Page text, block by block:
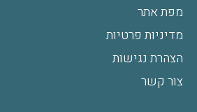
מפת אתר
מדיניות פרטיות
הצהרת נגישות
צור קשר